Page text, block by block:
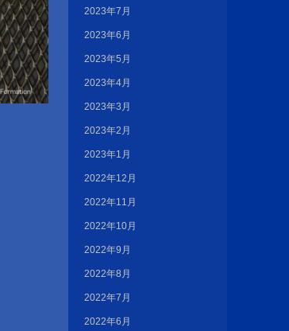
2023年7月
2023年6月
2023年5月
2023年4月
2023年3月
2023年2月
2023年1月
2022年12月
2022年11月
2022年10月
2022年9月
2022年8月
2022年7月
2022年6月